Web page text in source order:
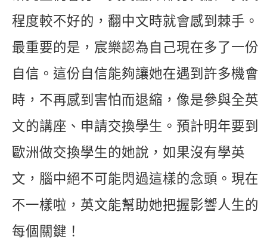
程度較不好的，翻中文時就會感到棘手。
最重要的是，宸樂認為自己現在多了一份
自信。這份自信能夠讓她在遇到許多機會
時，不再感到害怕而退縮，像是參與全英
文的講座、申請交換學生。預計明年要到
歐洲做交換學生的她說，如果沒有學英
文，腦中絕不可能閃過這樣的念頭。現在
不一樣啦，英文能幫助她把握影響人生的
每個關鍵！